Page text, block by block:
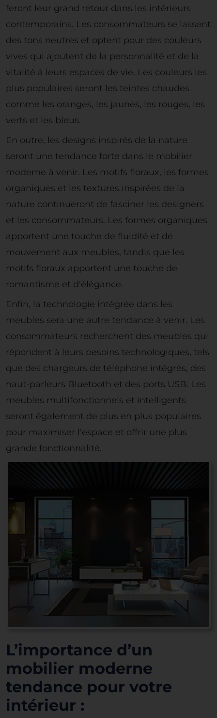
feront leur grand retour dans les intérieurs
contemporains. Les consommateurs se lassent
des tons neutres et optent pour des couleurs
vives qui ajoutent de la personnalité et de la
vitalité à leurs espaces de vie. Les couleurs les
plus populaires seront les teintes chaudes
comme les oranges, les jaunes, les rouges, les
verts et les bleus.
En outre, les designs inspirés de la nature
seront une tendance forte dans le mobilier
moderne à venir. Les motifs floraux, les formes
organiques et les textures inspirées de la
nature continueront de fasciner les designers
et les consommateurs. Les formes organiques
apportent une touche de fluidité et de
mouvement aux meubles, tandis que les
motifs floraux apportent une touche de
romantisme et d'élégance.
Enfin, la technologie intégrée dans les
meubles sera une autre tendance à venir. Les
consommateurs recherchent des meubles qui
répondent à leurs besoins technologiques, tels
que des chargeurs de téléphone intégrés, des
haut-parleurs Bluetooth et des ports USB. Les
meubles multifonctionnels et intelligents
seront également de plus en plus populaires
pour maximiser l'espace et offrir une plus
grande fonctionnalité.
L’importance d’un
mobilier moderne
tendance pour votre
intérieur :